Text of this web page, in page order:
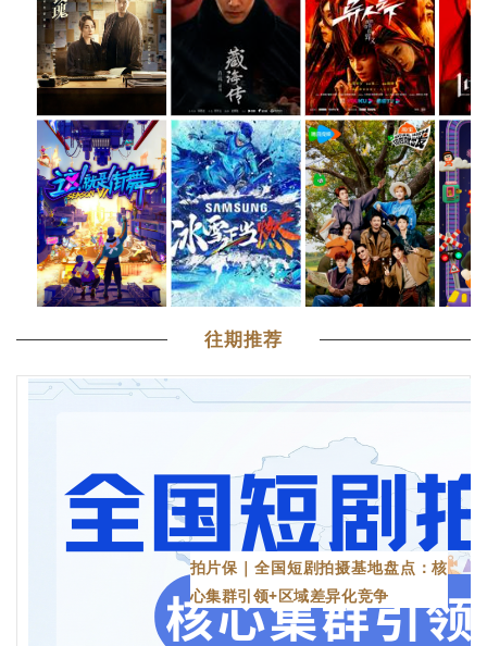
往期推荐
拍片保｜全国短剧拍摄基地盘点：核
心集群引领+区域差异化竞争